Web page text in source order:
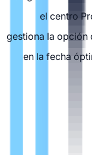
el centro
gestiona la
en la fecha